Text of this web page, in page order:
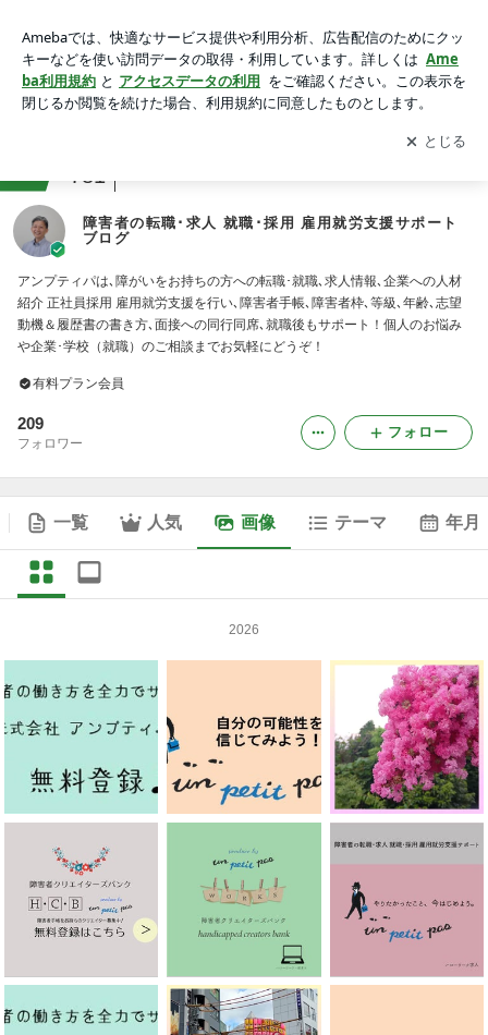
画像
アプリをダウンロードして ブログの更新通知
を受け取りまし
ょう。
開く
781
障害者の転職･求人 就職･採用 雇用就労支援サポート
ブログ
アンプティパは､障がいをお持ちの方への転職･就職､求人情報､企業への人材
紹介 正社員採用 雇用就労支援を行い､障害者手帳､障害者枠､等級､年齢､志望
動機＆履歴書の書き方､面接への同行同席､就職後もサポート！個人のお悩み
や企業･学校（就職）のご相談までお気軽にどうぞ！
有料プラン会員
209
フォロワー
フォロー
一覧 人気 画像 テーマ 年月
2026